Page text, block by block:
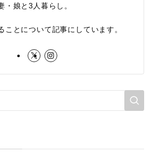
・娘と3人暮らし。
ことについて記事にしています。